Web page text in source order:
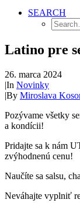
SEARCH
Latino pre
26. marca 2024
|In Novinky
|By Miroslava
Pozývame všetky
a kondícii!
Pridajte sa k nám
zvýhodnenú cenu!
Naučíte sa salsu,
Neváhajte vyplniť